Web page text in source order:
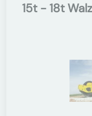
15t - 18t